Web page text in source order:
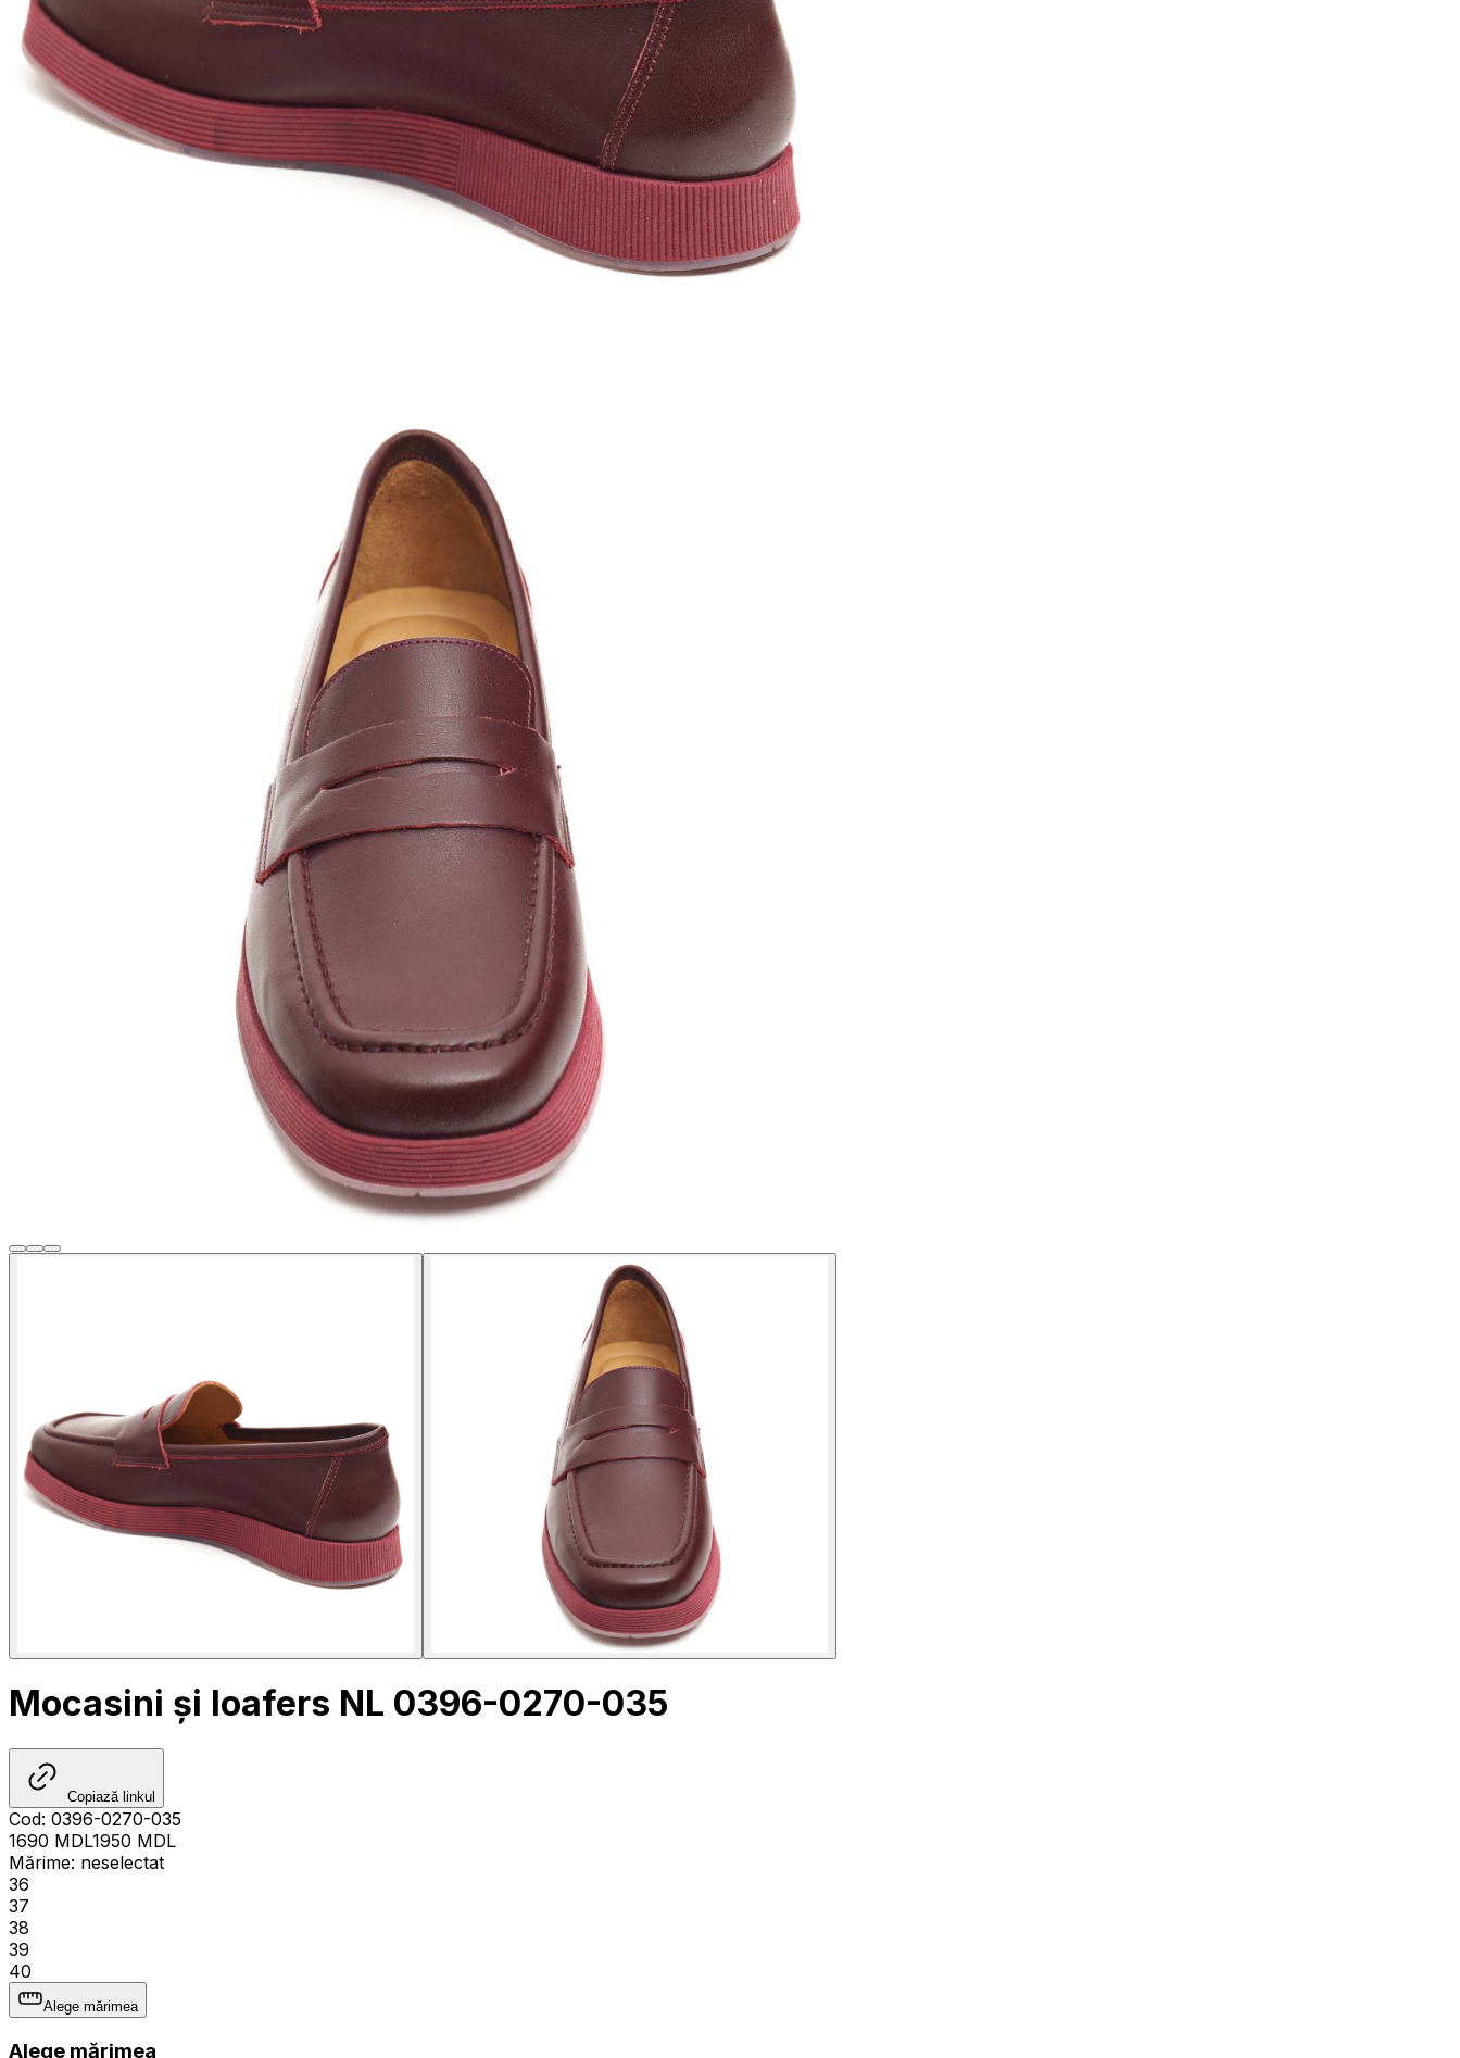
Mocasini și loafers NL 0396-0270-035
Copiază linkul
Cod: 0396-0270-035
1690 MDL1950 MDL
Mărime: neselectat
36
37
38
39
40
Alege mărimea
Alege mărimea